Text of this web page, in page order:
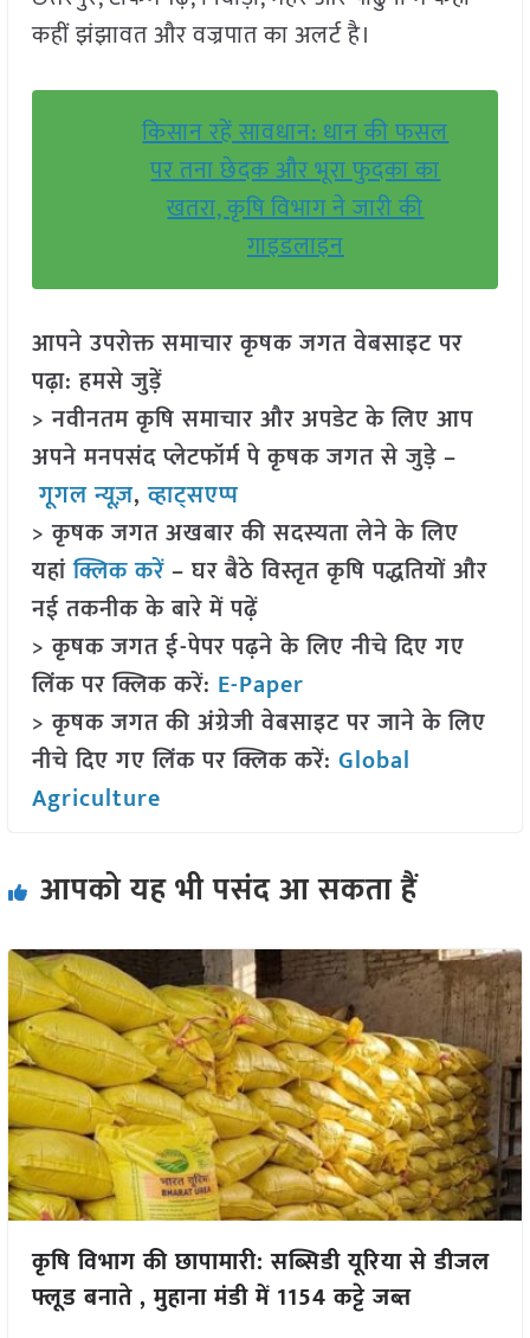
कहीं झंझावत और वज्रपात का अलर्ट है।
किसान रहें सावधान: धान की फसल
पर तना छेदक और भूरा फुदका का
खतरा, कृषि विभाग ने जारी की
गाइडलाइन
आपने उपरोक्त समाचार कृषक जगत वेबसाइट पर
पढ़ा: हमसे जुड़ें
> नवीनतम कृषि समाचार और अपडेट के लिए आप
अपने मनपसंद प्लेटफॉर्म पे कृषक जगत से जुड़े –
गूगल न्यूज़,व्हाट्सएप्प
> कृषक जगत अखबार की सदस्यता लेने के लिए
यहांक्लिक करें– घर बैठे विस्तृत कृषि पद्धतियों और
नई तकनीक के बारे में पढ़ें
> कृषक जगत ई-पेपर पढ़ने के लिए नीचे दिए गए
लिंक पर क्लिक करें: E-Paper
> कृषक जगत की अंग्रेजी वेबसाइट पर जाने के लिए
नीचे दिए गए लिंक पर क्लिक करें: Global
Agriculture
आपको यह भी पसंद आ सकता हैं
कृषि विभाग की छापामारी: सब्सिडी यूरिया से डीजल
फ्लूड बनाते , मुहाना मंडी में 1154 कट्टे जब्त